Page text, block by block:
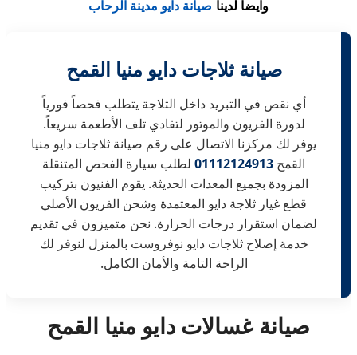
وايضا لدينا صيانة دايو مدينة الرحاب
صيانة ثلاجات دايو منيا القمح
أي نقص في التبريد داخل الثلاجة يتطلب فحصاً فورياً
لدورة الفريون والموتور لتفادي تلف الأطعمة سريعاً.
يوفر لك مركزنا الاتصال على رقم صيانة ثلاجات دايو منيا
القمح 01112124913 لطلب سيارة الفحص المتنقلة
المزودة بجميع المعدات الحديثة. يقوم الفنيون بتركيب
قطع غيار ثلاجة دايو المعتمدة وشحن الفريون الأصلي
لضمان استقرار درجات الحرارة. نحن متميزون في تقديم
خدمة إصلاح ثلاجات دايو نوفروست بالمنزل لنوفر لك
الراحة التامة والأمان الكامل.
صيانة غسالات دايو منيا القمح